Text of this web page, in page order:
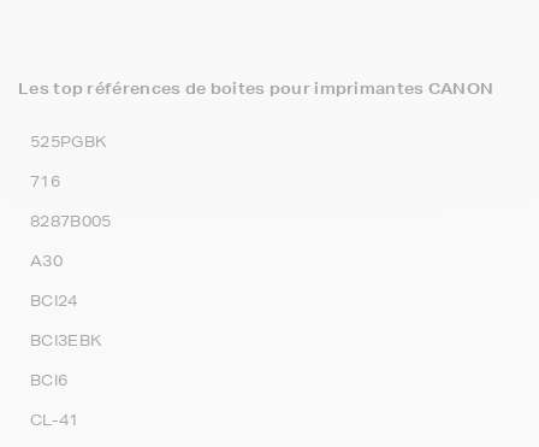
Les top références de boites pour imprimantes CANON
525PGBK
716
8287B005
A30
BCI24
BCI3EBK
BCI6
CL-41